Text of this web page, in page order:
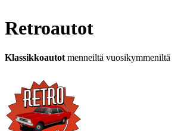
Retroautot
Klassikkoautot menneiltä vuosikymmeniltä